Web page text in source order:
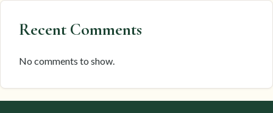
Recent Comments
No comments to show.